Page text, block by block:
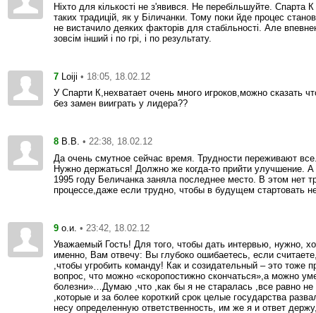
Ніхто для кількості не з'явився. Не перебільшуйте.
таких традицій, як у Біличанки. Тому поки йде процес
не вистачило деяких факторів для стабільності. Але
зовсім інший і по грі, і по результату.
7 Loiji • 18:05, 18.02.12
У Спарти К,нехватает очень много игроков,можно сказать
без замен вииграть у лидера??
8 В.B. • 22:38, 18.02.12
Да очень смутное сейчас время. Трудности переживают
Нужно держаться! Должно же когда-то прийти улучшение.
1995 году Беличанка заняла последнее место. В этом нет
процессе,даже если трудно, чтобы в будущем стартовать
9 о.и. • 23:42, 18.02.12
Уважаемый Гость! Для того, чтобы дать интервью, нужно,
именно, Вам отвечу: Вы глубоко ошибаетесь, если
,чтобы угробить команду! Как и созидательный – это тоже
вопрос, что можно «скоропостижно скончаться»,а можно
болезни»…Думаю ,что ,как бы я не старалась ,все равно
,которые и за более короткий срок целые государства
несу определенную ответственность, им же я и ответ